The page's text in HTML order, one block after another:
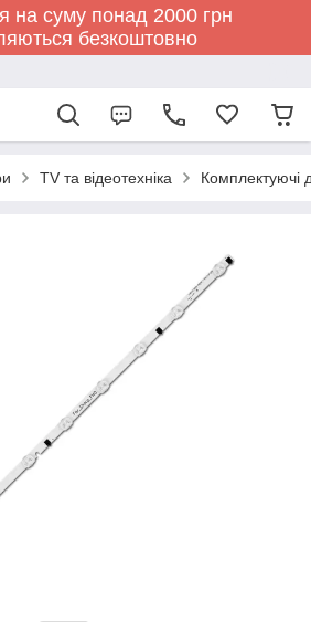
на суму понад 2000 грн
безкоштовно
TV та відеотехніка Комплектуючі